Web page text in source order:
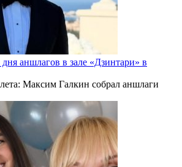
аншлагов в зале «Дзинтари» в
Максим Галкин собрал аншлаги